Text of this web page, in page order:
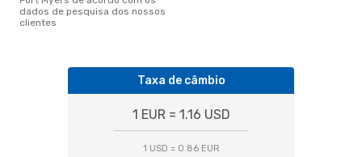
dados de pesquisa dos nossos
clientes
Taxa de câmbio
1 EUR = 1.16 USD
1 USD = 0.86 EUR